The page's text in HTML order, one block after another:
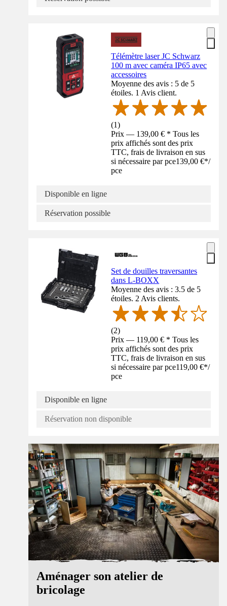
Télémètre laser JC Schwarz
100 m avec caméra IP65 avec
accessoires
Moyenne des avis : 5 de 5
étoiles. 1 Avis client.
(1)
Prix — 139,00 € * Tous les
prix affichés sont des prix
TTC, frais de livraison en sus
si nécessaire par pce139,00 €*/
pce
Disponible en ligne
Réservation possible
Set de douilles traversantes
dans L-BOXX
Moyenne des avis : 3.5 de 5
étoiles. 2 Avis clients.
(2)
Prix — 119,00 € * Tous les
prix affichés sont des prix
TTC, frais de livraison en sus
si nécessaire par pce119,00 €*/
pce
Disponible en ligne
Réservation non disponible
Guide
Aménager son atelier de
bricolage